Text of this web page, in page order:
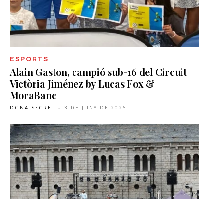
ESPORTS
Alain Gaston, campió sub-16 del Circuit
Victòria Jiménez by Lucas Fox &
MoraBanc
DONA SECRET - 3 DE JUNY DE 2026